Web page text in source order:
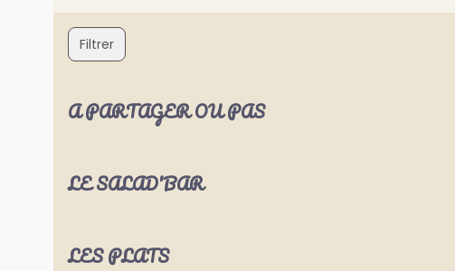
Filtrer
A PARTAGER OU PAS
LE SALAD'BAR
LES PLATS